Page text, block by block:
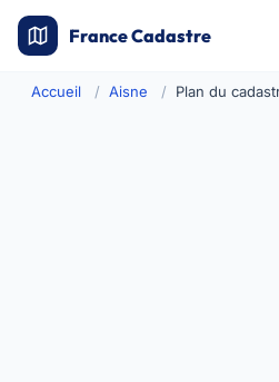
France Cadastre
Accueil Aisne Plan du